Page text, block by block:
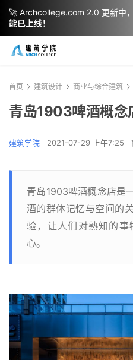
首页 建筑设计 商业与综合建筑
青岛1903啤酒概念
建筑学院 2021-07-29 上午7:25
青岛1903啤酒概念店是
酒的群体记忆与空间的
验，让人们对熟知的
心。
🚀 Archcollege.com 2.0 更新中，
能已上线！